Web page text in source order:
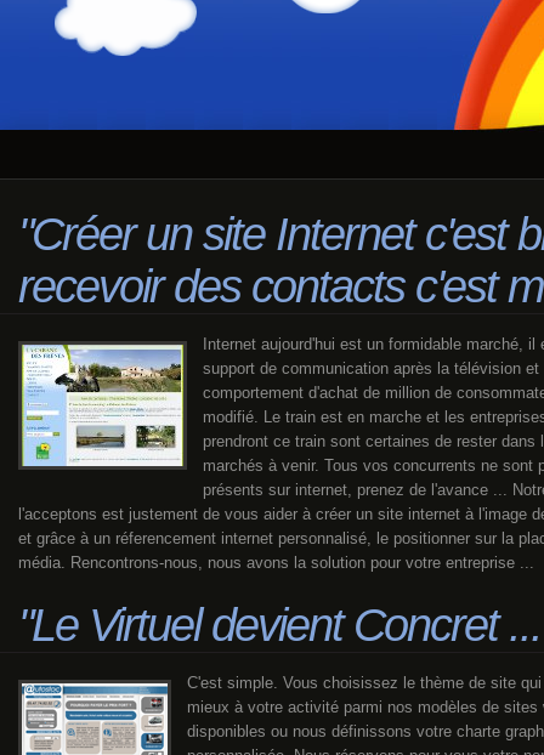
"Créer un site Internet c'est
recevoir des contacts c'est
Internet aujourd'hui est un formidable marché,
support de communication après la télévision et
comportement d'achat de million de
modifié. Le train est en marche et les
prendront ce train sont certaines de rester dans
marchés à venir. Tous vos concurrents ne sont
présents sur internet, prenez de l'avance ...
l'acceptons est justement de vous aider à créer un site internet à l'image
et grâce à un réferencement internet personnalisé, le positionner sur la
média. Rencontrons-nous, nous avons la solution pour votre entreprise ...
"Le Virtuel devient Concret
C'est simple. Vous choisissez le thème de site
mieux à votre activité parmi nos modèles de sites
disponibles ou nous définissons votre charte